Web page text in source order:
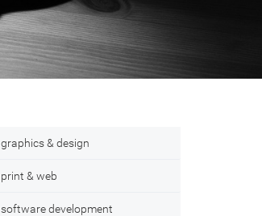
graphics & design
print & web
software development